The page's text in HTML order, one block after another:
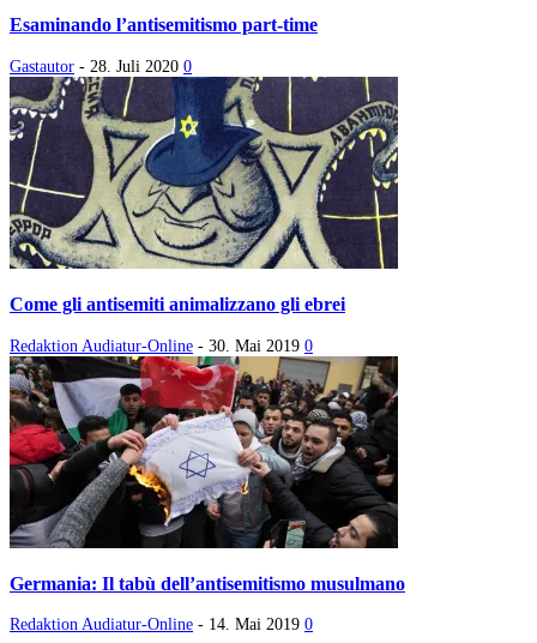
Esaminando l’antisemitismo part-time
Gastautor - 28. Juli 2020 0
Come gli antisemiti animalizzano gli ebrei
Redaktion Audiatur-Online - 30. Mai 2019 0
Germania: Il tabù dell’antisemitismo musulmano
Redaktion Audiatur-Online - 14. Mai 2019 0